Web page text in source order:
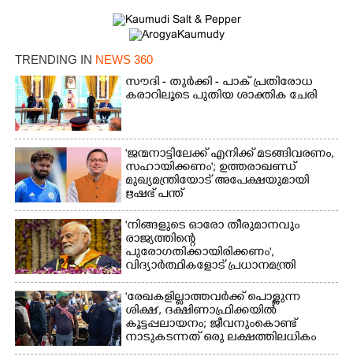
TRENDING IN NEWS 360
സൗദി - തുർക്കി - പാക് പ്രതിരോധ
കരാറിലൂടെ പുതിയ ശാക്തിക ചേരി
'ജന്മനാട്ടിലേക്ക് എനിക്ക് മടങ്ങിവരണം,
സഹായിക്കണം'; ഉത്തരാഖണ്ഡ്
മുഖ്യമന്ത്രിയോട് അപേക്ഷയുമായി
ഋഷഭ് പന്ത്
'നിങ്ങളുടെ ഓരോ തീരുമാനവും
രാജ്യത്തിന്റെ
പുരോഗതിക്കായിരിക്കണം',​
വിദ്യാർത്ഥികളോട് പ്രധാനമന്ത്രി
'രേഖകളില്ലാത്തവർക്ക് പൊള്ളുന്ന
ശിക്ഷ', ദക്ഷിണാഫ്രിക്കയിൽ
കൂട്ടപ്പലായനം; ജീവനുംകൊണ്ട്
നാടുകടന്നത് ഒരു ലക്ഷത്തിലധികം
പേർ